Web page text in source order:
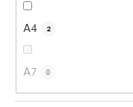
A4 2
A7 0